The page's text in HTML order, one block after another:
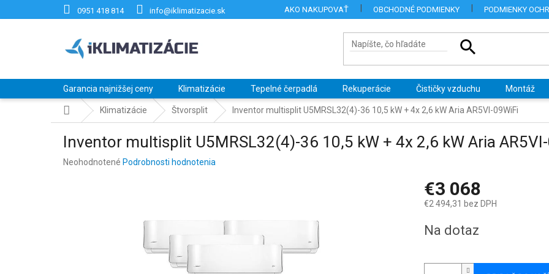
0951 418 814 info@iklimatizacie.sk AKO NAKUPOVAŤ OBCHODNÉ PODMIENKY PODMIENKY
Garancia najnižšej ceny Klimatizácie Tepelné čerpadlá Rekuperácie Čističky vzduchu Montáž
DomovKlimatizácie Štvorsplit Inventor multisplit U5MRSL32(4)-36 10,5 kW + 4x 2,6 kW Aria AR5VI-09WiFi
Inventor multisplit U5MRSL32(4)-36 10,5 kW + 4x 2,6 kW Aria
Priemerné
Neohodnotené Podrobnosti hodnotenia
€3 068
€2 494,31 bez DPH
cena:
Na dotaz